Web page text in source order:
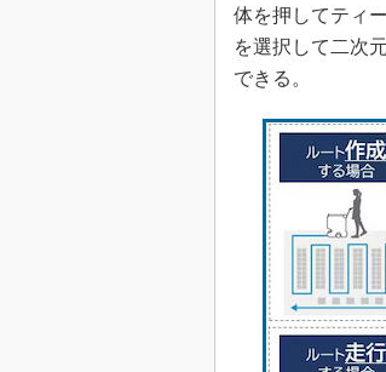
体を押してティ
を選択して二次
できる。